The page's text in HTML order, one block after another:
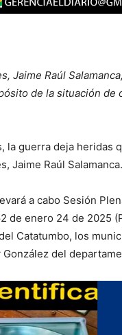
Jaime Raúl
de la situación
la guerra deja heridas
Jaime Raúl Salamanca.
a cabo Sesión
de enero 24 de 2025
Catatumbo, los
del